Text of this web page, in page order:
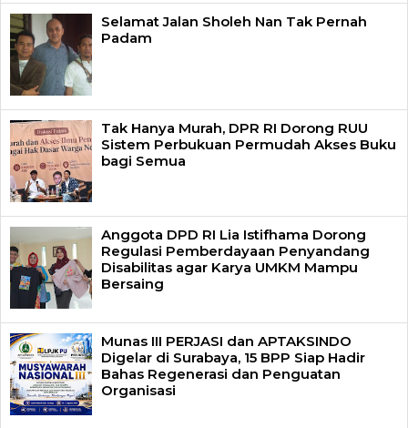
Selamat Jalan Sholeh Nan Tak Pernah
Padam
Tak Hanya Murah, DPR RI Dorong RUU
Sistem Perbukuan Permudah Akses Buku
bagi Semua
Anggota DPD RI Lia Istifhama Dorong
Regulasi Pemberdayaan Penyandang
Disabilitas agar Karya UMKM Mampu
Bersaing
Munas III PERJASI dan APTAKSINDO
Digelar di Surabaya, 15 BPP Siap Hadir
Bahas Regenerasi dan Penguatan
Organisasi